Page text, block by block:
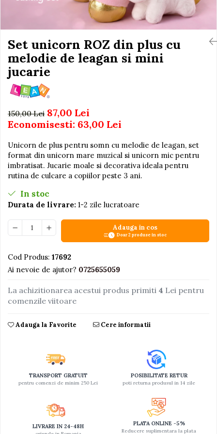
Caluti balansoar
Interactive, educative si
muzicale
Figurine
Ateliere si unelte
Blocuri de constructie
Covorase de dans
Creative
De plus
Electrocasnice si bucatarii
Jocuri de indemanare
Jucarii educative din lemn
Muzica si instrumente
Plastilina
Proiectoare
Saltelute si centre de activitati
Seturi de rufe
Trenulete
Vehicule de constructii
Ingrijire cosmetica mamici
Perioada Sarcinii
Pompe de san
Sisteme De Purtare
Set unicorn ROZ din plus cu
melodie de leagan si mini
jucarie
150,00 Lei 87,00 Lei
Economisesti: 63,00 Lei
Unicorn de plus pentru somn cu melodie de leagan, set
format din unicorn mare muzical si unicorn mic pentru
imbratisat. Jucarie moale si decorativa ideala pentru
rutina de culcare a copiilor peste 3 ani.
In stoc
Durata de livrare: 1-2 zile lucratoare
Adauga in cos
Doar 2 produse in stoc
Cod Produs: 17692
Ai nevoie de ajutor? 0725655059
La achizitionarea acestui produs primiti 4 Lei pentru
comenzile viitoare
Adauga la Favorite Cere informatii
TRANSPORT GRATUIT
pentru comenzi de minim 250 Lei
POSIBILITATE RETUR
poti returna produsul in 14 zile
LIVRARE IN 24-48H PLATA ONLINE -5%
Reducere suplimentara la plata